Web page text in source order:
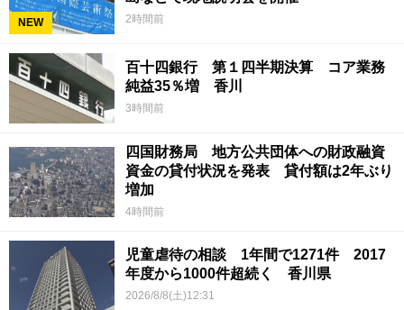
NEW 2時間前
百十四銀行 第１四半期決算 コア業務
純益35％増 香川
3時間前
四国財務局 地方公共団体への財政融資
資金の貸付状況を発表 貸付額は2年ぶり
増加
4時間前
児童虐待の相談 1年間で1271件 2017
年度から1000件超続く 香川県
2026/8/8(土)12:31